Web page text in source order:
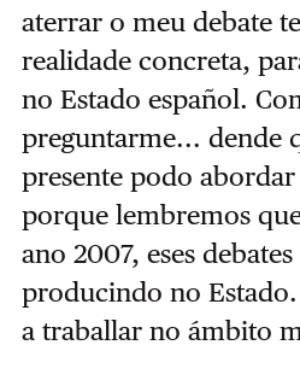
aterrar o meu debate
realidade concreta,
no Estado español.
preguntarme... dende
presente podo abordar
porque lembremos
ano 2007, eses
producindo no
a traballar no ámbito